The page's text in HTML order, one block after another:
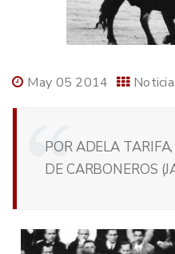
May 05 2014
POR ADELA
DE CARBONEROS